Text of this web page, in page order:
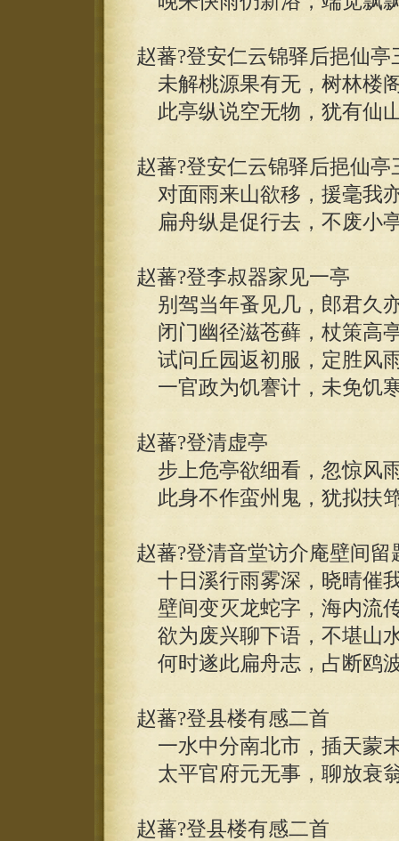
赵蕃?登安仁云锦驿后挹仙亭
未解桃源果有无，树林楼
此亭纵说空无物，犹有仙
赵蕃?登安仁云锦驿后挹仙亭
对面雨来山欲移，援毫我
扁舟纵是促行去，不废小
赵蕃?登李叔器家见一亭
别驾当年蚤见几，郎君久
闭门幽径滋苍藓，杖策高
试问丘园返初服，定胜风
一官政为饥謇计，未免饥
赵蕃?登清虚亭
步上危亭欲细看，忽惊风
此身不作蛮州鬼，犹拟扶
赵蕃?登清音堂访介庵壁间
十日溪行雨雾深，晓晴催
壁间变灭龙蛇字，海内流
欲为废兴聊下语，不堪山
何时遂此扁舟志，占断鸥
赵蕃?登县楼有感二首
一水中分南北市，插天蒙
太平官府元无事，聊放衰
赵蕃?登县楼有感二首